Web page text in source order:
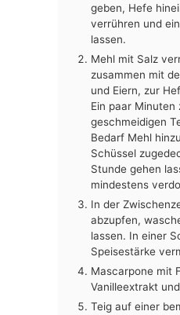
geben, Hefe
verrühren und
lassen.
Mehl mit Salz
zusammen mit
und Eiern, zur
Ein paar Minuten
geschmeidigen
Bedarf Mehl
Schüssel
Stunde gehen
mindestens
In der
abzupfen,
lassen. In einer
Speisestärke
Mascarpone mit
Vanilleextrakt
Teig auf einer